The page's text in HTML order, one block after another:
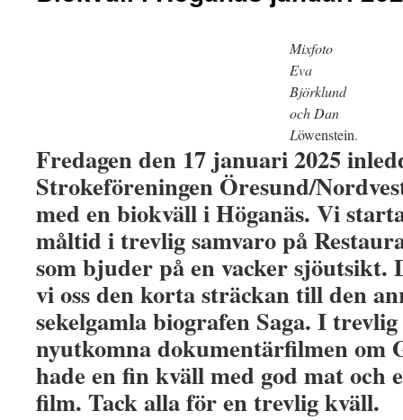
Mixfoto
Eva
Björklund
och Dan
Löwenstein.
Fredagen den 17 januari 2025
Strokeföreningen Öresund/
med en biokväll i Höganäs. Vi
måltid i trevlig samvaro på
som bjuder på en vacker
vi oss den korta sträckan till den
sekelgamla biografen Saga. I
nyutkomna dokumentärfilmen om
hade en fin kväll med god mat och
film. Tack alla för en trevlig kväll.